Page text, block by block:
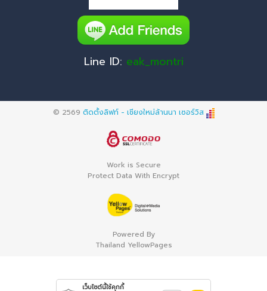
Line ID: eak_montri
© 2569 ติดตั้งลิฟท์ - เชียงใหม่ล้านนา เซอร์วิส
Work is Secure
Protect Data With Encrypt
Powered By
Thailand YellowPages
เว็บไซต์นี้ใช้คุกกี้